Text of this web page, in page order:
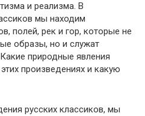
и реализма. В
мы находим
полей, рек и гор, которые не
образы, но и служат
природные явления
произведениях и какую
русских классиков, мы